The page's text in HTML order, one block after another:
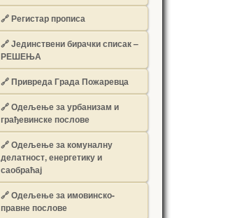
🔗Регистар прописа
🔗Јединствени бирачки списак –
РЕШЕЊА
🔗Привреда Града Пожаревца
🔗Одељење за урбанизам и
грађевинске послове
🔗Одељење за комуналну
делатност, енергетику и
саобраћај
🔗Одељење за имовинско-
правне послове